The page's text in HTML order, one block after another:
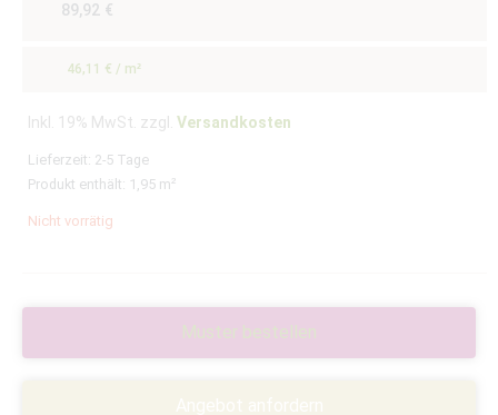
89,92 €
46,11 € / m²
Inkl. 19% MwSt. zzgl. Versandkosten
Lieferzeit: 2-5 Tage
Produkt enthält: 1,95 m²
Nicht vorrätig